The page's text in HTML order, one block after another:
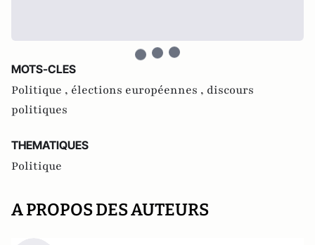
MOTS-CLES
Politique , élections européennes , discours
politiques
THEMATIQUES
Politique
A PROPOS DES AUTEURS